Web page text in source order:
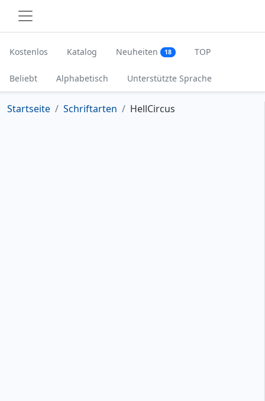
Kostenlos Katalog Neuheiten 18 TOP
Beliebt Alphabetisch Unterstützte Sprache
Startseite Schriftarten HellCircus